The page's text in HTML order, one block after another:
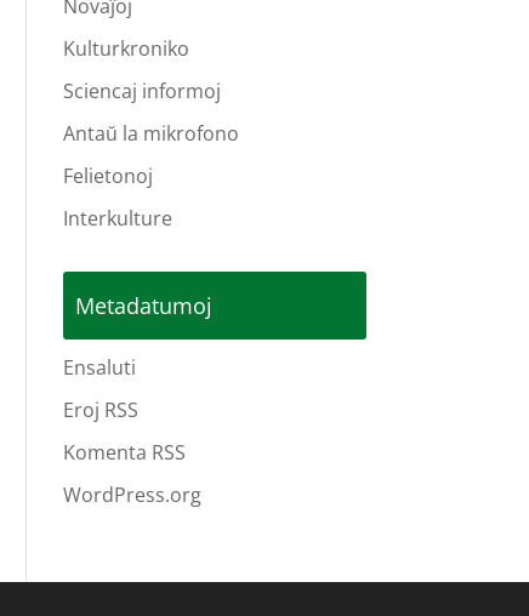
Novaĵoj
Kulturkroniko
Sciencaj informoj
Antaŭ la mikrofono
Felietonoj
Interkulture
Metadatumoj
Ensaluti
Eroj RSS
Komenta RSS
WordPress.org